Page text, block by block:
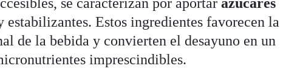
estabilizantes. Estos ingredientes favorecen la
de la bebida y convierten el desayuno en un
imprescindibles.